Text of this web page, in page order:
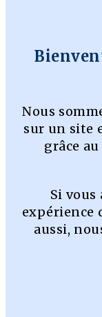
Nous
sur un site
grâce
Si vous
expérience
aussi,